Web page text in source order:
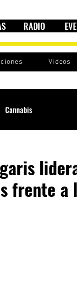
RADIO
Videos
Cannabis
Sesiones RootsLand
frente a